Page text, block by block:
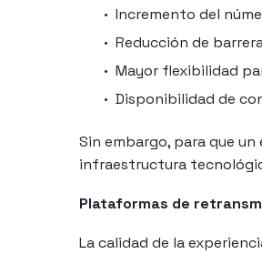
Incremento del
Reducción de
Mayor flexibilidad
Disponibilidad de
Sin embargo, para que
infraestructura
Plataformas de
La calidad de la